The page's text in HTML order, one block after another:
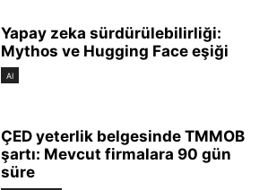
Yapay zeka sürdürülebilirliği:
Mythos ve Hugging Face eşiği
AI
ÇED yeterlik belgesinde TMMOB
şartı: Mevcut firmalara 90 gün
süre